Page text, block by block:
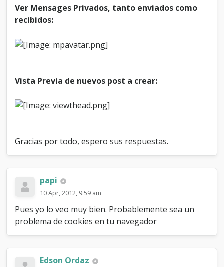
s
e
s
Ver Mensages Privados, tanto enviados como
recibidos:
Vista Previa de nuevos post a crear:
Gracias por todo, espero sus respuestas.
papi
10 Apr, 2012, 9:59 am
Pues yo lo veo muy bien. Probablemente sea un
problema de cookies en tu navegador
Edson Ordaz